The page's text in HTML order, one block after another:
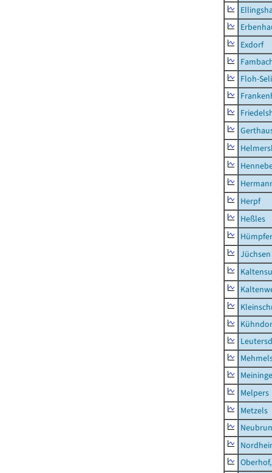
Exdorf
Floh-
Herpf
Heßles
Jüchsen
Melpers
Metzels